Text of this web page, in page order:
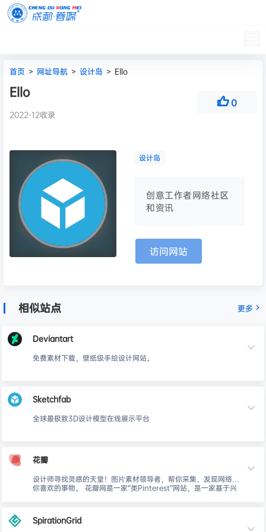
首页 > 网址导航 > 设计岛 > Ello
Ello
2022-12收录
0
设计岛
创意工作者网络社区
和资讯
访问网站
相似站点 更多
Deviantart
免费素材下载，壁纸级手绘设计网站。
Sketchfab
全球最极致3D设计模型在线展示平台
花瓣
设计师寻找灵感的天堂！图片素材领导者，帮你采集、发现网络上
你喜欢的事物。 花瓣网是一家“类Pinterest”网站，是一家基于兴
SpirationGrid